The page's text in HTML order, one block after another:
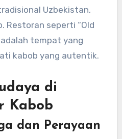
Uzbekistan,
Restoran seperti “Old
adalah tempat yang
kabob yang autentik.
di
Kabob
dan Perayaan